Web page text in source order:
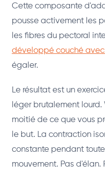
Cette composante
pousse activement les
les fibres du pectoral
développé couché avec
égaler.
Le résultat est un
léger brutalement
moitié de ce que vous
le but. La contraction
constante pendant
mouvement. Pas d'élan.